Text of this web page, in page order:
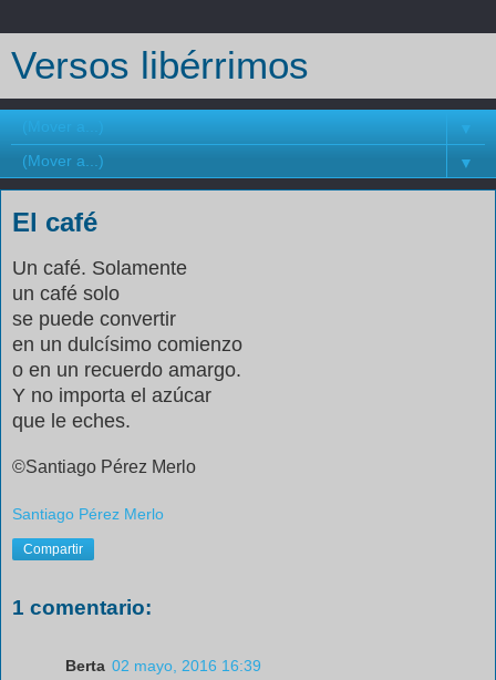
Versos libérrimos
▼
▼
El café
Un café. Solamente
un café solo
se puede convertir
en un dulcísimo comienzo
o en un recuerdo amargo.
Y no importa el azúcar
que le eches.
©Santiago Pérez Merlo
Santiago Pérez Merlo
Compartir
1 comentario:
Berta 02 mayo, 2016 16:39